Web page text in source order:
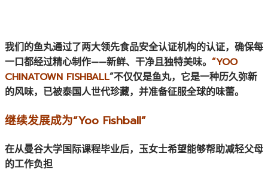
我们的鱼丸通过了两大领先食品安全认证机构的认证，确保每
一口都经过精心制作——新鲜、干净且独特美味。 “YOO
CHINATOWN FISHBALL”不仅仅是鱼丸，它是一种历久弥新
的风味，已被泰国人世代珍藏，并准备征服全球的味蕾。
继续发展成为“Yoo Fishball”
在从曼谷大学国际课程毕业后，玉女士希望能够帮助减轻父母
的工作负担